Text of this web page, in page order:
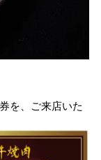
を、ご来店いた